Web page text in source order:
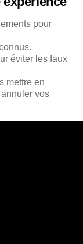
pour
éviter les faux
mettre en
vos